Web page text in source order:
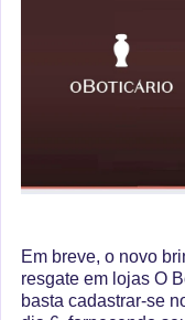
Em breve, o novo
resgate em lojas O
basta cadastrar-se